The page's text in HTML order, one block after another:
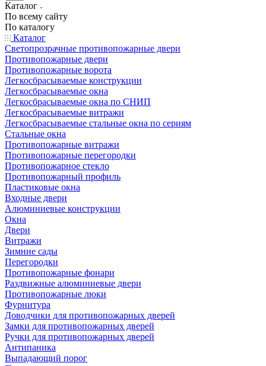
Каталог
По всему сайту
По каталогу
Каталог
Светопрозрачные противопожарные двери
Противопожарные двери
Противопожарные ворота
Легкосбрасываемые конструкции
Легкосбрасываемые окна
Легкосбрасываемые окна по СНИП
Легкосбрасываемые витражи
Легкосбрасываемые стальные окна по сериям
Стальные окна
Противопожарные витражи
Противопожарные перегородки
Противопожарное стекло
Противопожарный профиль
Пластиковые окна
Входные двери
Алюминиевые конструкции
Окна
Двери
Витражи
Зимние сады
Перегородки
Противопожарные фонари
Раздвижные алюминиевые двери
Противопожарные люки
Фурнитура
Доводчики для противопожарных дверей
Замки для противопожарных дверей
Ручки для противопожарных дверей
Антипаника
Выпадающий порог